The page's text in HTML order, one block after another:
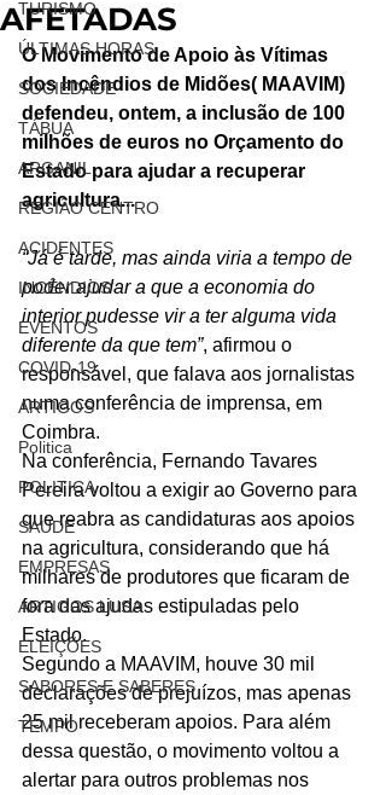
TURISMO
ÚLTIMAS HORAS
SOCIEDADE
TÁBUA
ARGANIL
REGIÃO CENTRO
ACIDENTES
INCÊNDIOS
EVENTOS
COVID-19
ARTIGOS
Politica
POLITICA
SAÚDE
EMPRESAS
ARTIGOS LUSA
ELEIÇÕES
SABORES E SABERES
TEMPO
AFETADAS
O Movimento de Apoio às Vítimas
dos Incêndios de Midões( MAAVIM)
defendeu, ontem, a inclusão de 100
milhões de euros no Orçamento do
Estado para ajudar a recuperar
agricultura...
“Já é tarde, mas ainda viria a tempo de
poder ajudar a que a economia do
interior pudesse vir a ter alguma vida
diferente da que tem”, afirmou o
responsável, que falava aos jornalistas
numa conferência de imprensa, em
Coimbra.
Na conferência, Fernando Tavares
Pereira voltou a exigir ao Governo para
que reabra as candidaturas aos apoios
na agricultura, considerando que há
milhares de produtores que ficaram de
fora das ajudas estipuladas pelo
Estado.
Segundo a MAAVIM, houve 30 mil
declarações de prejuízos, mas apenas
25 mil receberam apoios. Para além
dessa questão, o movimento voltou a
alertar para outros problemas nos